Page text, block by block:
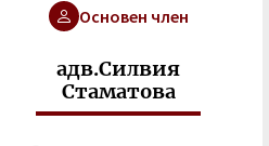
Основен член
адв.Силвия
Стаматова